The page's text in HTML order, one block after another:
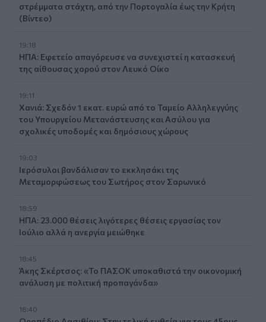
στρέμματα στάχτη, από την Πορτογαλία έως την Κρήτη
(Βίντεο)
19:18
ΗΠΑ: Εφετείο απαγόρευσε να συνεχιστεί η κατασκευή
της αίθουσας χορού στον Λευκό Οίκο
19:11
Χανιά: Σχεδόν 1 εκατ. ευρώ από το Ταμείο Αλληλεγγύης
του Υπουργείου Μετανάστευσης και Ασύλου για
σχολικές υποδομές και δημόσιους χώρους
19:03
Ιερόσυλοι βανδάλισαν το εκκλησάκι της
Μεταμορφώσεως του Σωτήρος στον Σαρωνικό
18:59
ΗΠΑ: 23.000 θέσεις λιγότερες θέσεις εργασίας τον
Ιούλιο αλλά η ανεργία μειώθηκε
18:45
Άκης Σκέρτσος: «Το ΠΑΣΟΚ υποκαθιστά την οικονομική
ανάλυση με πολιτική προπαγάνδα»
18:40